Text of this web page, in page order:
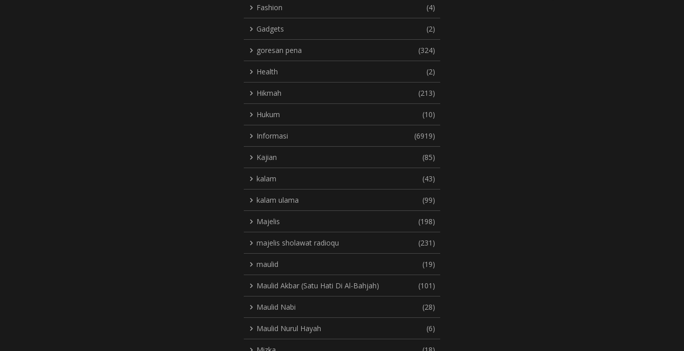
Fashion (4)
Gadgets (2)
goresan pena (324)
Health (2)
Hikmah (213)
Hukum (10)
Informasi (6919)
Kajian (85)
kalam (43)
kalam ulama (99)
Majelis (198)
majelis sholawat radioqu (231)
maulid (19)
Maulid Akbar (Satu Hati Di Al-Bahjah) (101)
Maulid Nabi (28)
Maulid Nurul Hayah (6)